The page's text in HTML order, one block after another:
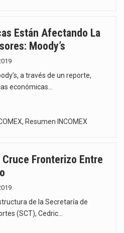
Están Afectando La
Moody’s
a través de un reporte,
económicas…
, Resumen INCOMEX
Cruce Fronterizo Entre
de la Secretaría de
(SCT), Cedric…